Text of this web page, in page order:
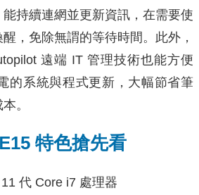
持續連網並更新資訊，在需要使
，免除無謂的等待時間。此外，
遠端 IT 管理技術也能方便
的系統與程式更新，大幅節省筆
。
特色搶先看
代 Core i7 處理器